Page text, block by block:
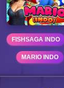
FISHSAGA INDO
MARIO INDO